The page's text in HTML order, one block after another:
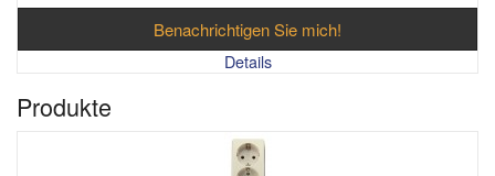
Benachrichtigen Sie mich!
Details
Produkte